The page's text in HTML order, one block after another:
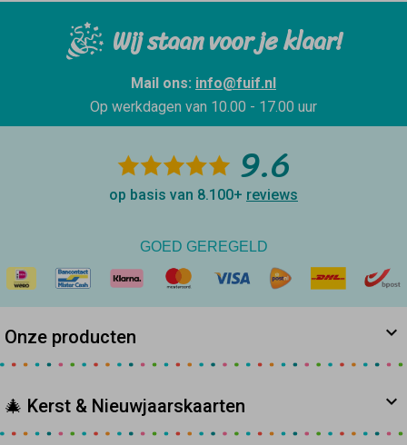
Wij staan voor je klaar!
Mail ons: info@fuif.nl
Op werkdagen van 10.00 - 17.00 uur
9.6
op basis van 8.100+ reviews
GOED GEREGELD
Onze producten
🎄 Kerst & Nieuwjaarskaarten